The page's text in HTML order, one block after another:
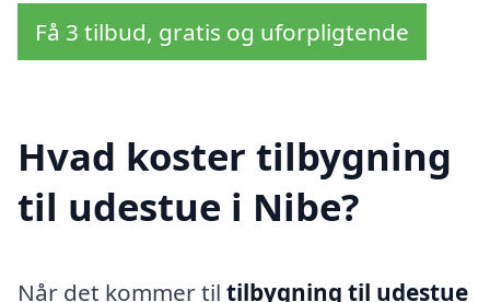
Få 3 tilbud, gratis og uforpligtende
Hvad koster tilbygning
til udestue i Nibe?
Når det kommer til tilbygning til udestue